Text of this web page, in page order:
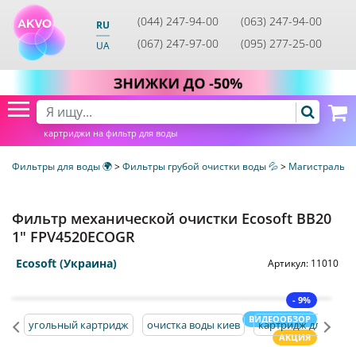
RU
UA
(044) 247-94-00
(063) 247-94-00
(067) 247-97-00
(095) 277-25-00
картриджи на фильтр для воды
Фильтры для воды 🌍>Фильтры грубой очистки воды 💦>
Фильтр механической очистки Ecosoft BB20
1" FPV4520ECOGR
Ecosoft (Украина) Артикул: 11010
- 9%
ВИДЕООБЗОР
АКЦИЯ
угольный картридж очистка воды киев картридж для